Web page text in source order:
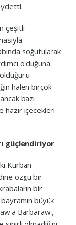
çeşitli
soğutularak
olduğuna
halen birçok
bazı
hazır içecekleri
güçlendiriyor
Kurban
özgü bir
bir
büyük
Barbarawi,